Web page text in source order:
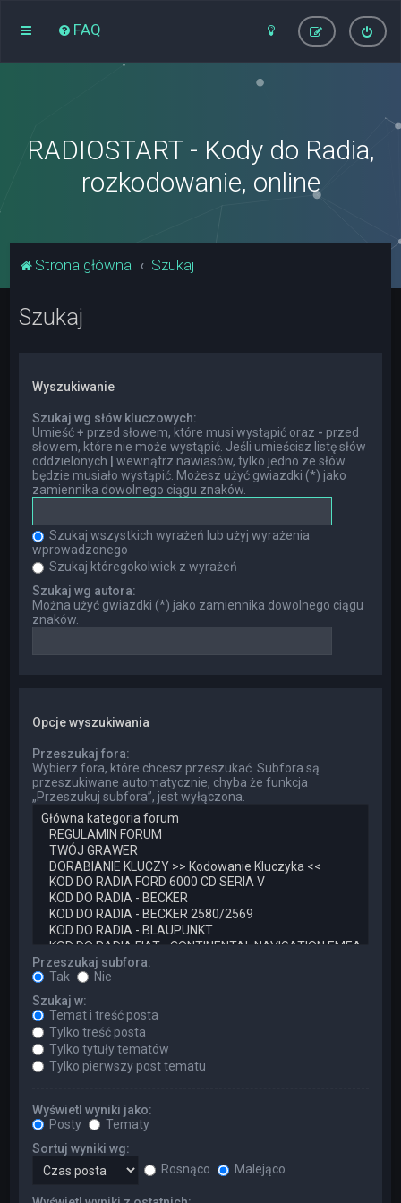
FAQ
RADIOSTART - Kody do Radia,
rozkodowanie, online
Strona główna Szukaj
Szukaj
Wyszukiwanie
Szukaj wg słów kluczowych:
Umieść+ przed słowem, które musi wystąpić oraz - przed
słowem, które nie może wystąpić. Jeśli umieścisz listę słów
oddzielonych
wewnątrz nawiasów, tylko jedno ze słów
będzie musiało wystąpić. Możesz użyć gwiazdki (*) jako
zamiennika dowolnego ciągu znaków.
Szukaj wszystkich wyrażeń lub użyj wyrażenia
wprowadzonego
Szukaj któregokolwiek z wyrażeń
Szukaj wg autora:
Można użyć gwiazdki (*) jako zamiennika dowolnego ciągu
znaków.
Opcje wyszukiwania
Przeszukaj fora:
Wybierz fora, które chcesz przeszukać. Subfora są
przeszukiwane automatycznie, chyba że funkcja
„Przeszukuj subfora”, jest wyłączona.
Przeszukaj subfora:
Tak
Nie
Szukaj w:
Temat i treść posta
Tylko treść posta
Tylko tytuły tematów
Tylko pierwszy post tematu
Wyświetl wyniki jako:
Posty
Tematy
Sortuj wyniki wg:
Rosnąco
Malejąco